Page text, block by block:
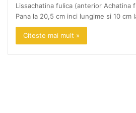
Lissachatina fulica (anterior Achatina
Pana la 20,5 cm inci lungime si 10 cm
Citeste mai mult »